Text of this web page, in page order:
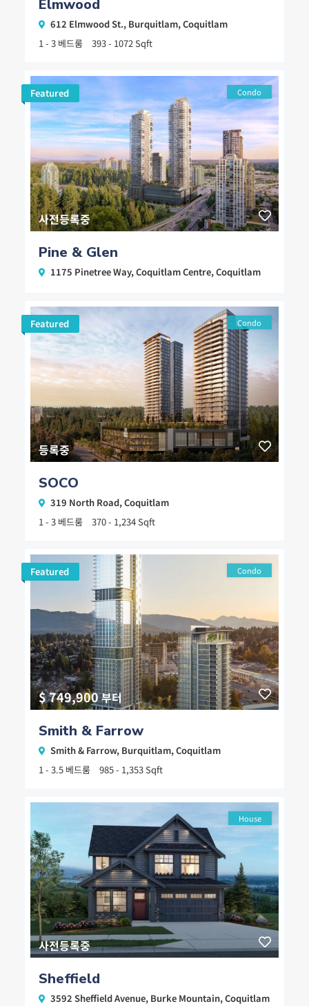
Elmwood
612 Elmwood St., Burquitlam,Coquitlam
1 - 3 베드룸
393 - 1072 Sqft
사전등록중
Condo
Featured
Pine & Glen
1175 Pinetree Way,Coquitlam Centre,Coquitlam
등록중
Condo
Featured
SOCO
319 North Road,Coquitlam
1 - 3 베드룸
370 - 1,234 Sqft
$ 749,900부터
Condo
Featured
Smith & Farrow
Smith & Farrow, Burquitlam,Coquitlam
1 - 3.5 베드룸
985 - 1,353 Sqft
사전등록중
House
Sheffield
3592 Sheffield Avenue, Burke Mountain,Coquitlam